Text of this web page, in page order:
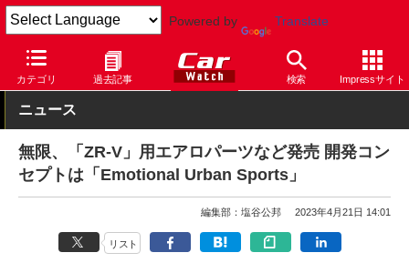
Powered by Translate
カテゴリ 過去記事 検索 Impressサイト
Car Watch 自動車 ホンダ ZR-V
ニュース
無限、「ZR-V」用エアロパーツなど発売 開発コン
セプトは「Emotional Urban Sports」
編集部：塩谷公邦 2023年4月21日 14:01
リスト